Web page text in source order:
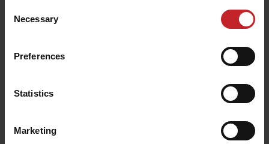
Selection
Necessary
Preferences
Statistics
Marketing
pour nous, car les commentaires et critiques
mènent toujours vers des améliorations et de
"Faire durer" était une expression créée par Rune
Stark. C'est leitmotiv auquel nous nous engageons
à suivre grâce à nos tests approfondis des